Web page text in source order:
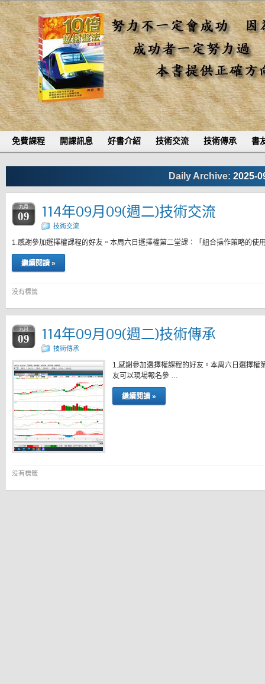
免費課程 開課訊息 好書介紹 技術交流 技術傳承 書
Daily Archive: 2025-
九月
09 114年09月09(週二)技術交流
技術交流
1.感謝參加選擇權課程的好友。本周六日選擇權第二堂課：「組合操作策略的
繼續閱讀 »
没有標籤
九月
09 114年09月09(週二)技術傳承
技術傳承
1.感謝參加選擇權課程的好友。本周六日選擇
友可以現場報名參 …
繼續閱讀 »
没有標籤